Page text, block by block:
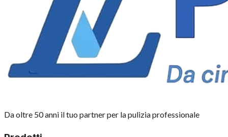
Da oltre 50 anni il tuo partner per la pulizia professionale